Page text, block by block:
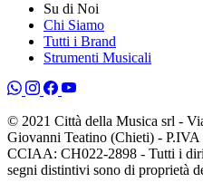
Su di Noi
Chi Siamo
Tutti i Brand
Strumenti Musicali
© 2021 Città della Musica srl -
Giovanni Teatino (Chieti) -
CCIAA: CH022-2898 - Tutti i
segni distintivi sono di proprietà